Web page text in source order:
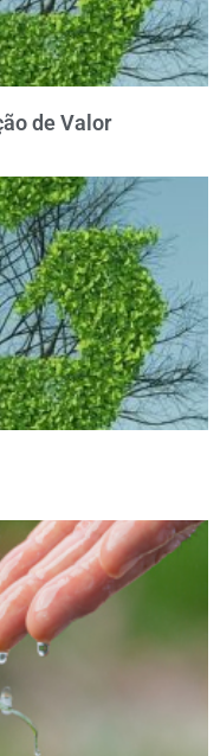
de Valor